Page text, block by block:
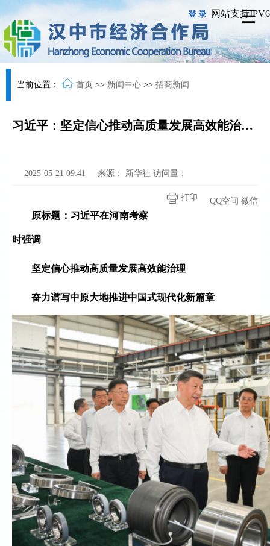
登录 网站支持IPV6
当前位置： 首页 >> 新闻中心 >> 招商新闻
习近平：坚定信心推动高质量发展高效能治理 奋力谱写中原大地推进中国式现代化新篇章
2025-05-21 09:41 来源： 新华社 访问量：
打印 QQ空间 微信
原标题：习近平在河南考察
时强调
坚定信心推动高质量发展高效能治理
奋力谱写中原大地推进中国式现代化新篇章